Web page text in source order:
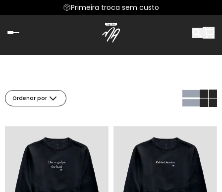
Primeira troca sem custo
Ordenar por